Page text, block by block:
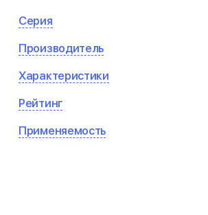
Серия
Производитель
Характеристики
Рейтинг
Применяемость